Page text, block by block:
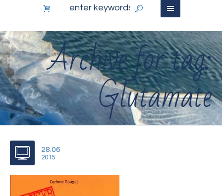
Archive for tag:
Glutamate
28.06
2015